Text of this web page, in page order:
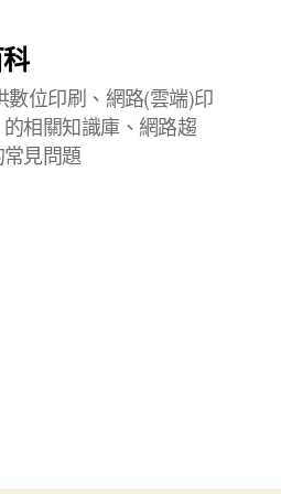
數位印刷、網路(雲端)印
相關知識庫、網路趨
見問題